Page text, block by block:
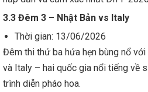
3.3 Đêm 3 – Nhật Bản vs Italy
Thời gian: 13/06/2026
Đêm thi thứ ba hứa hẹn bùng nổ
và Italy – hai quốc gia nổi tiếng về
trình diễn pháo hoa.